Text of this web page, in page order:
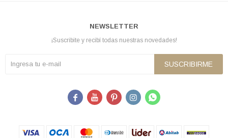
NEWSLETTER
¡Suscribite y recibí todas nuestras novedades!
SUSCRIBIRME
    